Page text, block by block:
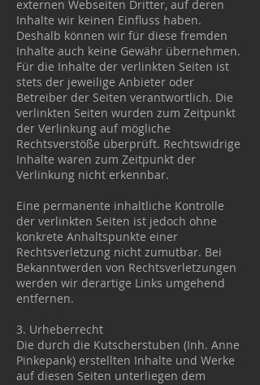
externen Webseiten Dritter, auf deren
Inhalte wir keinen Einfluss haben.
Deshalb können wir für diese fremden
Inhalte auch keine Gewähr übernehmen.
Für die Inhalte der verlinkten Seiten ist
stets der jeweilige Anbieter oder
Betreiber der Seiten verantwortlich. Die
verlinkten Seiten wurden zum Zeitpunkt
der Verlinkung auf mögliche
Rechtsverstöße überprüft. Rechtswidrige
Inhalte waren zum Zeitpunkt der
Verlinkung nicht erkennbar.
Eine permanente inhaltliche Kontrolle
der verlinkten Seiten ist jedoch ohne
konkrete Anhaltspunkte einer
Rechtsverletzung nicht zumutbar. Bei
Bekanntwerden von Rechtsverletzungen
werden wir derartige Links umgehend
entfernen.
3. Urheberrecht
Die durch die Kutscherstuben (Inh. Anne
Pinkepank) erstellten Inhalte und Werke
auf diesen Seiten unterliegen dem